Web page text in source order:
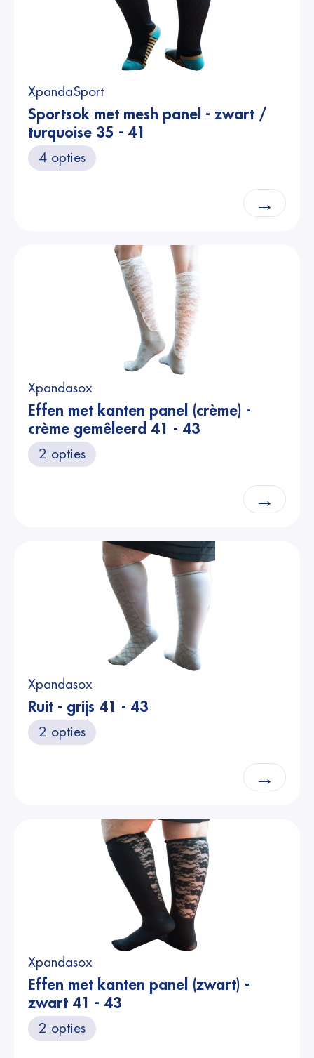
XpandaSport
Sportsok met mesh panel - zwart /
turquoise 35 - 41
4 opties
→
Xpandasox
Effen met kanten panel (crème) -
crème gemêleerd 41 - 43
2 opties
→
Xpandasox
Ruit - grijs 41 - 43
2 opties
→
Xpandasox
Effen met kanten panel (zwart) -
zwart 41 - 43
2 opties